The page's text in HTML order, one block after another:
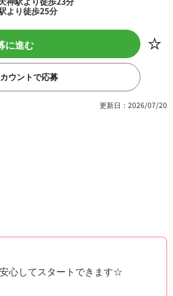
より徒歩25分
に進む
ウントで応募
更新日：2026/07/20
心してスタートできます☆